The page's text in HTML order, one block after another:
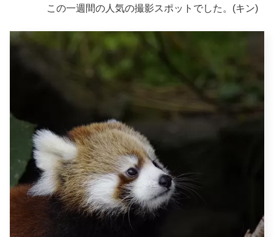
この一週間の人気の撮影スポットでした。(キン)